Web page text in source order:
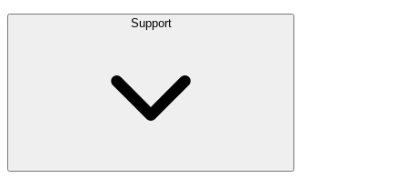
Support